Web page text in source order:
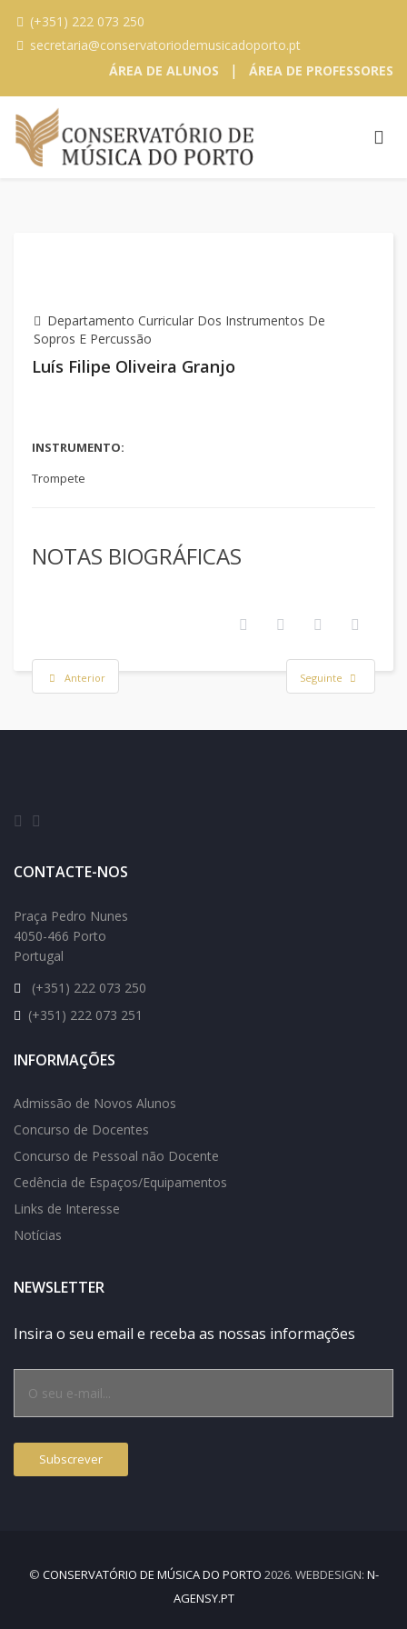
(+351) 222 073 250
secretaria@conservatoriodemusicadoporto.pt
ÁREA DE ALUNOS
| ÁREA DE PROFESSORES
Departamento Curricular Dos Instrumentos De
Sopros E Percussão
Luís Filipe Oliveira Granjo
INSTRUMENTO:
Trompete
NOTAS BIOGRÁFICAS
Anterior Seguinte
CONTACTE-NOS
Praça Pedro Nunes
4050-466 Porto
Portugal
(+351) 222 073 250
(+351) 222 073 251
INFORMAÇÕES
Admissão de Novos Alunos
Concurso de Docentes
Concurso de Pessoal não Docente
Cedência de Espaços/Equipamentos
Links de Interesse
Notícias
NEWSLETTER
Insira o seu email e receba as nossas informações
© CONSERVATÓRIO DE MÚSICA DO PORTO 2026. WEBDESIGN: N-
AGENSY.PT